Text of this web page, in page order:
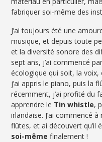
fabriquer soi-même des
J’ai toujours été une
musique, et depuis toute
et la diversité sonore des
sept ans, j’ai commencé
écologique qui soit, la
j’ai appris le piano, puis la
récemment, j’ai profité du
apprendre le Tin whistle,
irlandaise. J’ai commencé
flûtes, et ai découvert qu’il
soi-même finalement !